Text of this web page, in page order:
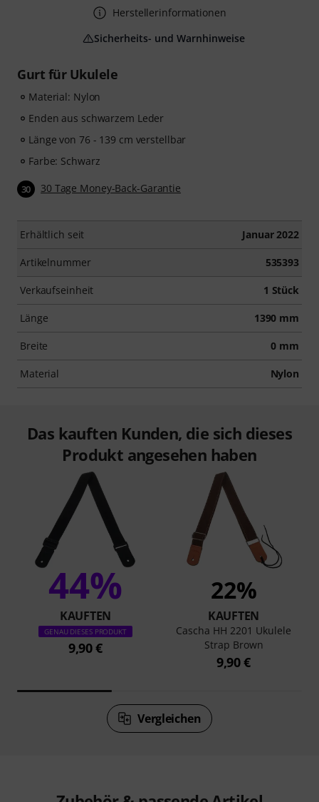
Gurt für Ukulele
Material: Nylon
Enden aus schwarzem Leder
Länge von 76 - 139 cm verstellbar
Farbe: Schwarz
30 30 Tage Money-Back-Garantie
Erhältlich seit Januar 2022
Artikelnummer 535393
Verkaufseinheit 1 Stück
Länge 1390 mm
Breite 0 mm
Material Nylon
Herstellerinformationen
Sicherheits- und Warnhinweise
Das kauften Kunden, die sich dieses
Produkt angesehen haben
44%
KAUFTEN
GENAU DIESES PRODUKT
9,90 €
22%
KAUFTEN
Cascha HH 2201 Ukulele
Strap Brown
9,90 €
Vergleichen